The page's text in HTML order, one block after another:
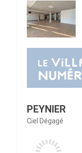
PEYNIER
Ciel Dégagé